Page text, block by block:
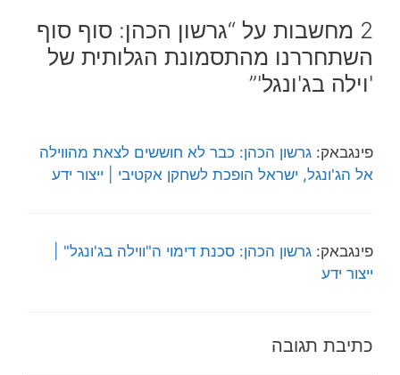
2 מחשבות על “גרשון הכהן: סוף סוף
השתחררנו מהתסמונת הגלותית של
'וילה בג'ונגל'”
פינגבאק: גרשון הכהן: כבר לא חוששים לצאת מהווילה
אל הג'ונגל, ישראל הופכת לשחקן אקטיבי | ייצור ידע
פינגבאק: גרשון הכהן: סכנת דימוי ה"ווילה בג'ונגל" |
ייצור ידע
כתיבת תגובה